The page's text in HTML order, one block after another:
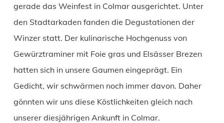
gerade das Weinfest in Colmar ausgerichtet. Unter
den Stadtarkaden fanden die Degustationen der
Winzer statt. Der kulinarische Hochgenuss von
Gewürztraminer mit Foie gras und Elsässer Brezen
hatten sich in unsere Gaumen eingeprägt. Ein
Gedicht, wir schwärmen noch immer davon. Daher
gönnten wir uns diese Köstlichkeiten gleich nach
unserer diesjährigen Ankunft in Colmar.